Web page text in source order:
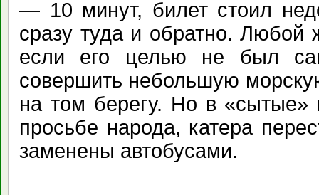
— 10 минут, билет стоил
сразу туда и обратно. Любой
если его целью не был
совершить небольшую
на том берегу. Но в «сытые»
просьбе народа, катера
заменены автобусами.